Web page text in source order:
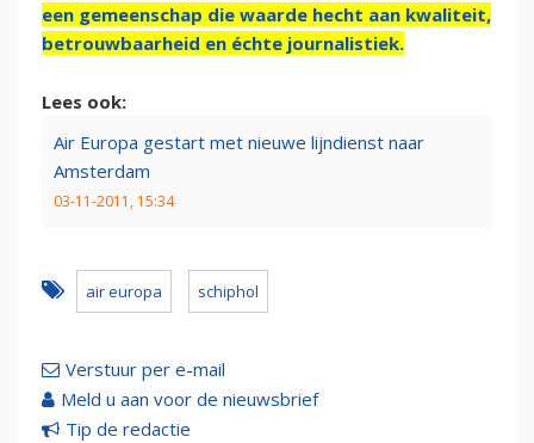
een gemeenschap die waarde hecht aan kwaliteit,
betrouwbaarheid en échte journalistiek.
Lees ook:
Air Europa gestart met nieuwe lijndienst naar
Amsterdam
03-11-2011, 15:34
air europa schiphol
Verstuur per e-mail
Meld u aan voor de nieuwsbrief
Tip de redactie